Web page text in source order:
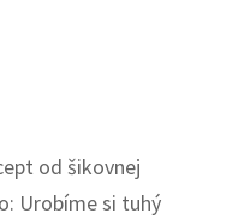
od šikovnej
Urobíme si tuhý